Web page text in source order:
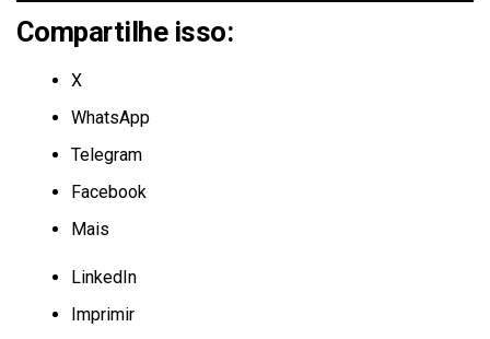
Compartilhe isso:
X
WhatsApp
Telegram
Facebook
Mais
LinkedIn
Imprimir